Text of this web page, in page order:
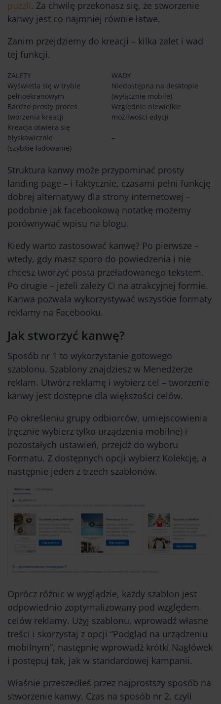
puzzli. Za chwilę przekonasz się, że stworzenie
kanwy jest co najmniej równie łatwe.
Zanim przejdziemy do kreacji – kilka zalet i wad
tej funkcji.
ZALETY
WADY
Wyświetla się w trybie
pełnoekranowym
Niedostępna na desktopie
(wyłącznie mobile)
Bardzo prosty proces
tworzenia kreacji
Względnie niewielkie
możliwości edycji
Kreacja otwiera się
błyskawicznie
(szybkie ładowanie)
–
Struktura kanwy może przypominać prosty
landing page – i faktycznie, czasami pełni funkcję
dobrej alternatywy dla strony internetowej –
podobnie jak facebookową notatkę możemy
porównywać wpisu na blogu.
Kiedy warto zastosować kanwę? Po pierwsze –
wtedy, gdy masz sporo do powiedzenia i nie
chcesz tworzyć posta przeładowanego tekstem.
Po drugie – jeżeli zależy Ci na atrakcyjnej formie.
Kanwa pozwala wykorzystywać wszystkie formaty
reklamy na Facebooku.
Jak stworzyć kanwę?
Sposób nr 1 to wykorzystanie gotowego
szablonu. Szablony znajdziesz w Menedżerze
reklam. Utwórz reklamę i wybierz cel – tworzenie
kanwy jest dostępne dla większości celów.
Po określeniu grupy odbiorców, umiejscowienia
(ręcznie wybierz tylko urządzenia mobilne) i
pozostałych ustawień, przejdź do wyboru
Formatu. Z dostępnych opcji wybierz Kolekcję, a
następnie jeden z trzech szablonów.
Oprócz różnic w wyglądzie, każdy szablon jest
odpowiednio zoptymalizowany pod względem
celów reklamy. Użyj szablonu, wprowadź własne
treści i skorzystaj z opcji “Podgląd na urządzeniu
mobilnym”, następnie wprowadź krótki Nagłówek
i postępuj tak, jak w standardowej kampanii.
Właśnie przeszedłeś przez najprostszy sposób na
stworzenie kanwy. Czas na sposób nr 2, czyli